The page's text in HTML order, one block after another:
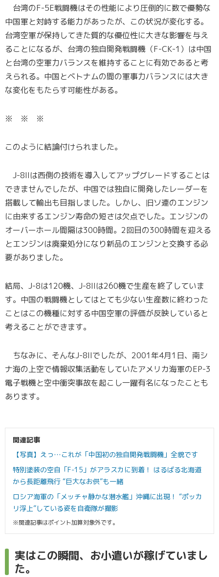
台湾のF-5E戦闘機はその性能により圧倒的に数で優勢な
中国軍と対峙する能力があったが、この状況が変化する。
台湾空軍が保持してきた質的な優位性に大きな影響を与え
ることになるが、台湾の独自開発戦闘機（F-CK-1）は中国
と台湾の空軍力バランスを維持することに有効であると考
えられる。中国とベトナムの間の軍事力バランスには大き
な変化をもたらす可能性がある。
※ ※ ※
このように結論付けられました。
J-8IIは西側の技術を導入してアップグレードすることは
できませんでしたが、中国では独自に開発したレーダーを
搭載して輸出も目指しました。しかし、旧ソ連のエンジン
に由来するエンジン寿命の短さは欠点でした。エンジンの
オーバーホール間隔は300時間。2回目の300時間を迎える
とエンジンは廃棄処分になり新品のエンジンと交換する必
要がありました。
結局、J-8は120機、J-8IIは260機で生産を終了していま
す。中国の戦闘機としてはとても少ない生産数に終わった
ことはこの機種に対する中国空軍の評価が反映していると
考えることができます。
ちなみに、そんなJ-8IIでしたが、2001年4月1日、南シ
ナ海の上空で情報収集活動をしていたアメリカ海軍のEP-3
電子戦機と空中衝突事故を起こし一躍有名になったことも
あります。
関連記事
【写真】えっ…これが「中国初の独自開発戦闘機」全貌です
特別塗装の空自「F-15」がアラスカに到着！ はるばる北海道
から長距離飛行 “巨大なお供”も一緒
ロシア海軍の「メッチャ静かな潜水艦」沖縄に出現！ “ポッカ
リ浮上”している姿を自衛隊が撮影
※関連記事はポイント加算対象外です。
実はこの瞬間、お小遣いが稼げていまし
た。